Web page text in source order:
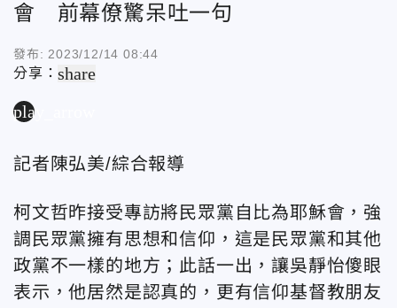
會 前幕僚驚呆吐一句
發布: 2023/12/14 08:44
分享：share
play_arrow
記者陳弘美/綜合報導
柯文哲昨接受專訪將民眾黨自比為耶穌會，強
調民眾黨擁有思想和信仰，這是民眾黨和其他
政黨不一樣的地方；此話一出，讓吳靜怡傻眼
表示，他居然是認真的，更有信仰基督教朋友